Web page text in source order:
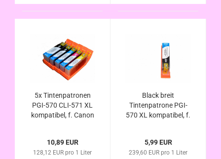
5x Tintenpatronen
PGI-570 CLI-571 XL
kompatibel, f. Canon
MG7753 im
Vorteilspack
10,89 EUR
128,12 EUR pro 1 Liter
Black breit
Tintenpatrone PGI-
570 XL kompatibel, f.
MG7752 MG7753
5,99 EUR
239,60 EUR pro 1 Liter